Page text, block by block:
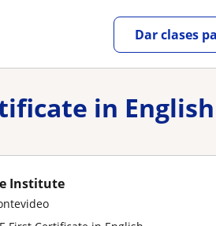
Dar clases
in English
Institute